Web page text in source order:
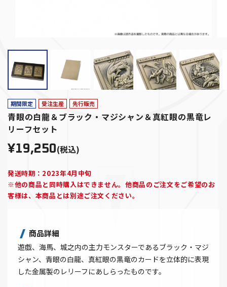
期間限定 受注生産 先行販売
青眼の白龍＆ブラック・マジシャン＆真紅眼の黒竜レ
リーフセット
¥19,250(税込)
発送時期：2023年4月中旬
※他の商品と同時購入はできません。他商品のご注文をご希望のお
客様は、本商品とは別途ご注文ください。
商品詳細
遊戯、海馬、城之内の主力モンスターであるブラック・マジ
シャン、青眼の白龍、真紅眼の黒竜のカードを立体的に表現
した金属製のレリーフにあしらったものです。